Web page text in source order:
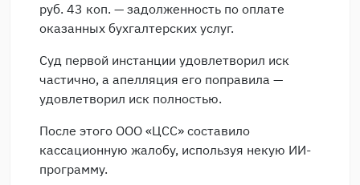
руб. 43 коп. — задолженность по оплате
оказанных бухгалтерских услуг.
Суд первой инстанции удовлетворил иск
частично, а апелляция его поправила —
удовлетворил иск полностью.
После этого ООО «ЦСС» составило
кассационную жалобу, используя некую ИИ-
программу.